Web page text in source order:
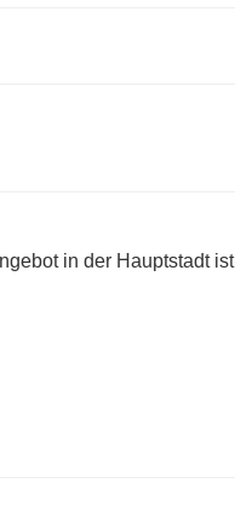
in der Hauptstadt ist